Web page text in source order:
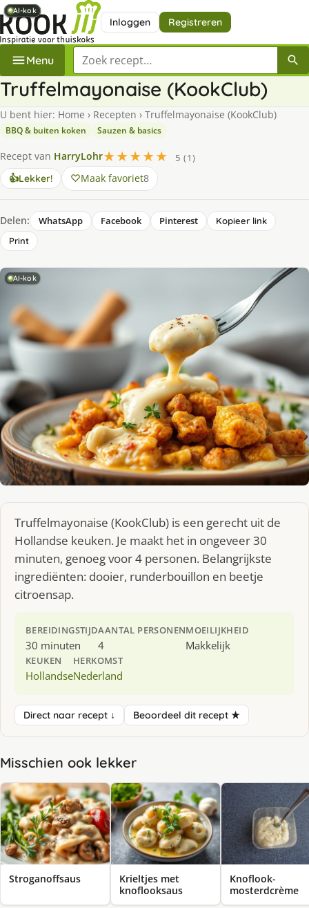
Inloggen Registreren
Menu Zoek een recept
Truffelmayonaise (KookClub)
U bent hier: Home › Recepten › Truffelmayonaise (KookClub)
BBQ & buiten koken Sauzen & basics
Recept van HarryLohr★★★★★
5 (1)
👍Lekker! Maak favoriet8
Delen: WhatsApp Facebook Pinterest
Kopieer link
Print
AI-kok
Truffelmayonaise (KookClub) is een gerecht uit de
Hollandse keuken. Je maakt het in ongeveer 30
minuten, genoeg voor 4 personen. Belangrijkste
ingrediënten: dooier, runderbouillon en beetje
citroensap.
BEREIDINGSTIJD
30 minuten
AANTAL PERSONEN
4
MOEILIJKHEID
Makkelijk
KEUKEN
Hollandse
HERKOMST
Nederland
Direct naar recept ↓ Beoordeel dit recept ★
Misschien ook lekker
AI-kok
Stroganoffsaus
AI-kok
Krieltjes met
knoflooksaus
Knoflook-
mosterdcrème
AI-kok
AI-kok
AI-kok